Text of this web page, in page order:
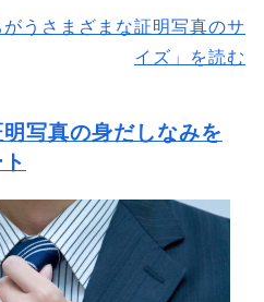
がうさまざまな証明写真のサ
イズ」を読む
写真の身だしなみを